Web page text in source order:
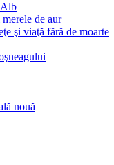
Alb
de aur
şi viaţă fără de moarte
nouă